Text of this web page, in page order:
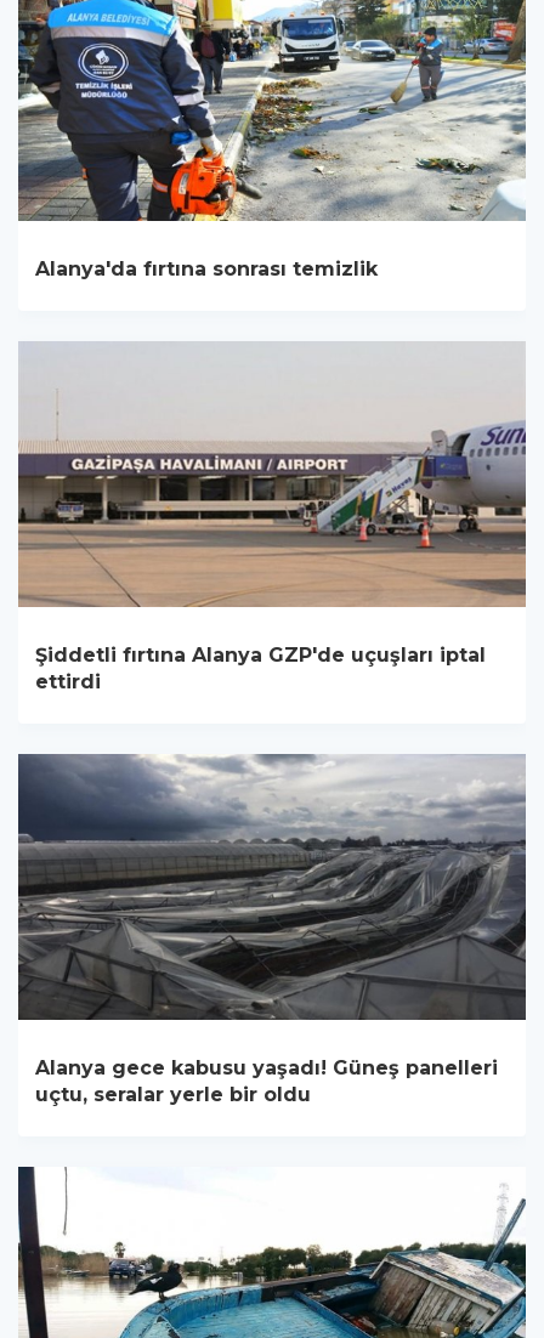
Alanya'da fırtına sonrası temizlik
Şiddetli fırtına Alanya GZP'de uçuşları iptal
ettirdi
Alanya gece kabusu yaşadı! Güneş panelleri
uçtu, seralar yerle bir oldu